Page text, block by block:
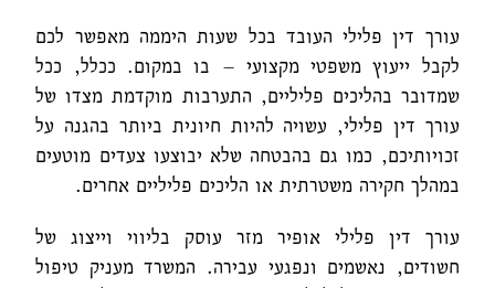
עורך דין פלילי העובד בכל שעות היממה מאפשר לכם
לקבל ייעוץ משפטי מקצועי – בו במקום. ככלל, ככל
שמדובר בהליכים פליליים, התערבות מוקדמת מצדו של
עורך דין פלילי, עשויה להיות חיונית ביותר בהגנה על
זכויותיכם, כמו גם בהבטחה שלא יבוצעו צעדים מוטעים
במהלך חקירה משטרתית או הליכים פליליים אחרים.
עורך דין פלילי אופיר מזר עוסק בליווי וייצוג של
חשודים, נאשמים ונפגעי עבירה. המשרד מעניק טיפול